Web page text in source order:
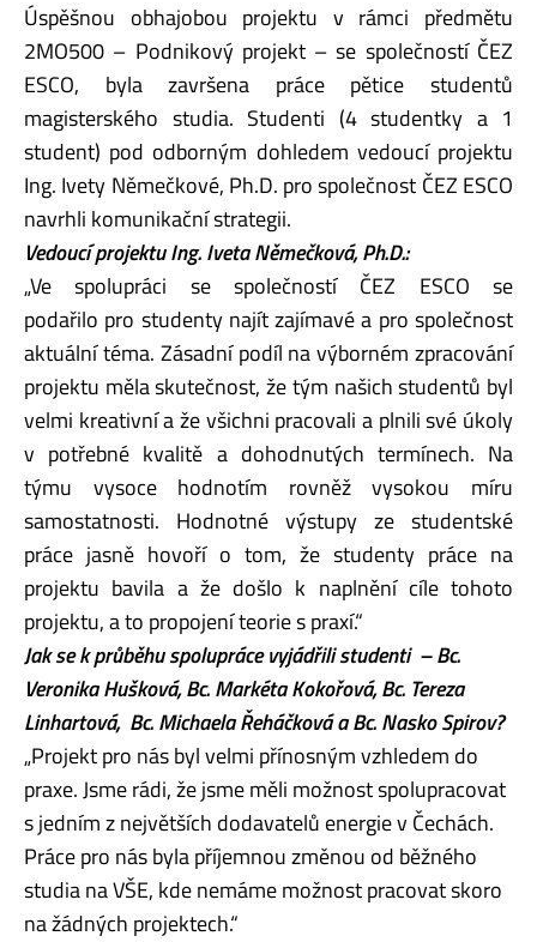
Úspěšnou obhajobou projektu v rámci předmětu
2MO500 – Podnikový projekt – se společností ČEZ
ESCO, byla završena práce pětice studentů
magisterského studia. Studenti (4 studentky a 1
student) pod odborným dohledem vedoucí projektu
Ing. Ivety Němečkové, Ph.D. pro společnost ČEZ ESCO
navrhli komunikační strategii.
Vedoucí projektu Ing. Iveta Němečková, Ph.D.:
„Ve spolupráci se společností ČEZ ESCO se
podařilo pro studenty najít zajímavé a pro společnost
aktuální téma. Zásadní podíl na výborném zpracování
projektu měla skutečnost, že tým našich studentů byl
velmi kreativní a že všichni pracovali a plnili své úkoly
v potřebné kvalitě a dohodnutých termínech. Na
týmu vysoce hodnotím rovněž vysokou míru
samostatnosti. Hodnotné výstupy ze studentské
práce jasně hovoří o tom, že studenty práce na
projektu bavila a že došlo k naplnění cíle tohoto
projektu, a to propojení teorie s praxí.“
Jak se k průběhu spolupráce vyjádřili studenti – Bc.
Veronika Hušková, Bc. Markéta Kokořová, Bc. Tereza
Linhartová, Bc. Michaela Řeháčková a Bc. Nasko Spirov?
„Projekt pro nás byl velmi přínosným vzhledem do
praxe. Jsme rádi, že jsme měli možnost spolupracovat
s jedním z největších dodavatelů energie v Čechách.
Práce pro nás byla příjemnou změnou od běžného
studia na VŠE, kde nemáme možnost pracovat skoro
na žádných projektech.“